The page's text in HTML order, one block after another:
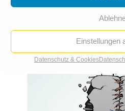
Einstellungen
Datenschutz & Cookies